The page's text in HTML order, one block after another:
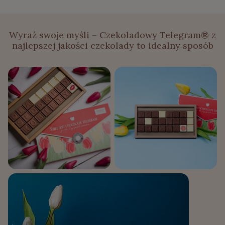
Wyraź swoje myśli – Czekoladowy Telegram® z
najlepszej jakości czekolady to idealny sposób